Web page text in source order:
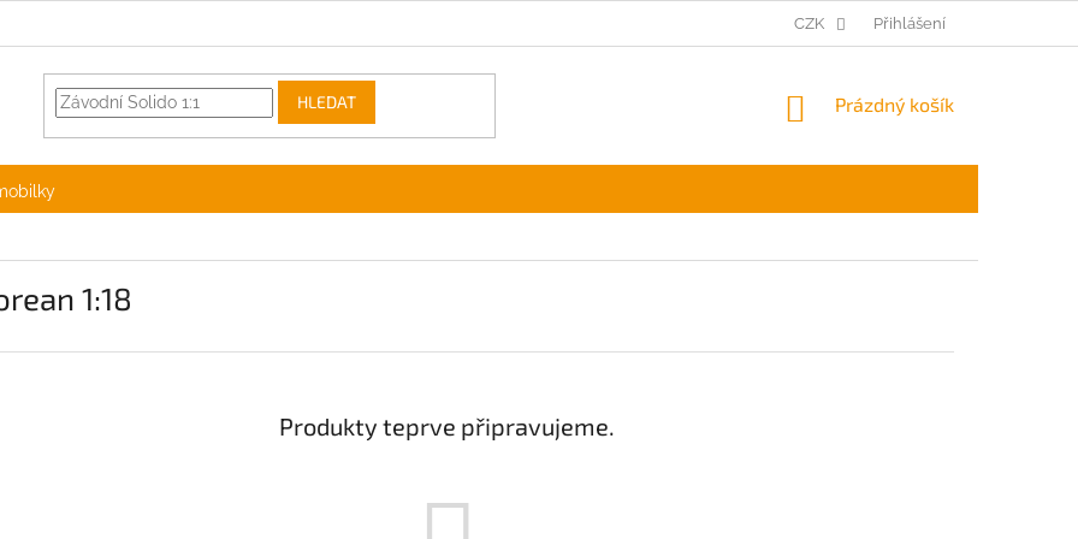
CZK Přihlášení
HLEDAT
NÁKUPNÍ
Prázdný košík
1:18
Produkty teprve připravujeme.